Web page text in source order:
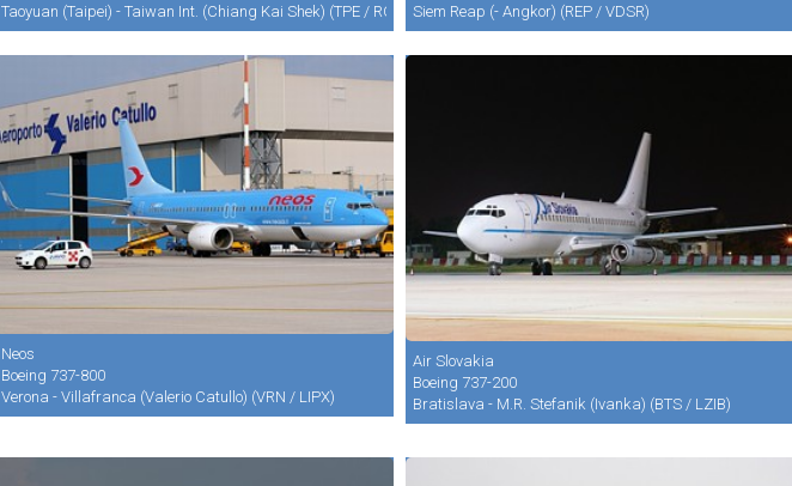
Taoyuan (Taipei) - Taiwan Int. (Chiang Kai Shek) (TPE / RCTP)Siem Reap (- Angkor) (REP / VDSR)
Neos
Boeing 737-800
Verona - Villafranca (Valerio Catullo) (VRN / LIPX)
Air Slovakia
Boeing 737-200
Bratislava - M.R. Stefanik (Ivanka) (BTS / LZIB)